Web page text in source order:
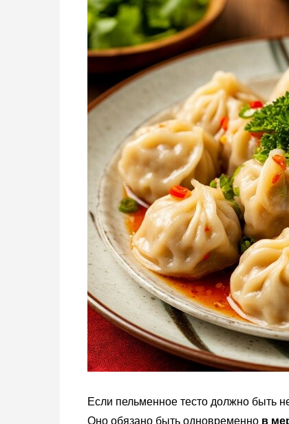
Если пельменное тесто должно быть
Оно обязано быть одновременно в